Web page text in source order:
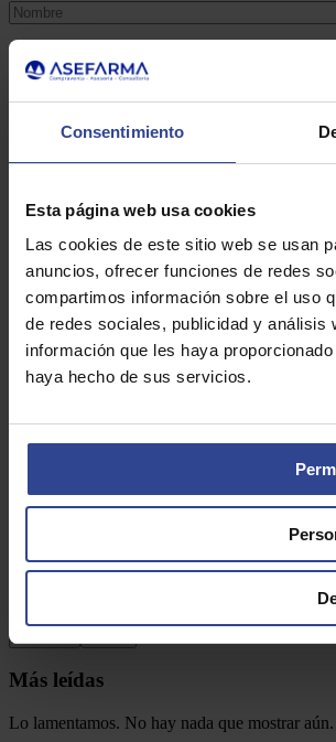
Consentimiento
Esta página web usa cookies
Las cookies de este sitio web se usan
anuncios, ofrecer funciones de redes
compartimos información sobre el uso
de redes sociales, publicidad y análisis
información que les haya
haya hecho de sus servicios.
Apellidos:*
Acepto lapolítica de privacidad*
Acepto recibir información comercial
servicios que presta Asefarma
Más leídas
Lo lamentamos. No hay nada que mostrar aún.